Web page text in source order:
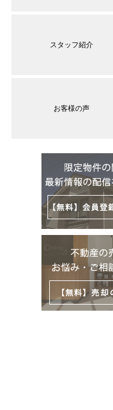
スタッフ紹介
お客様の声